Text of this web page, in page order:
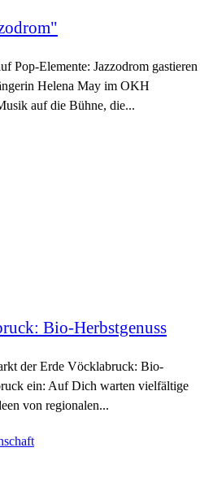
Pop-Elemente: Jazzodrom gastieren
Helena May im OKH
auf die Bühne, die...
Bio-Herbstgenuss
der Erde Vöcklabruck: Bio-
ein: Auf Dich warten vielfältige
von regionalen...